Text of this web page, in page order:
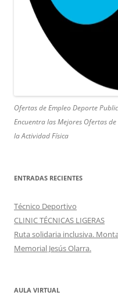
Ofertas de Empleo Deporte
Encuentra las Mejores Ofertas
la Actividad Física
ENTRADAS RECIENTES
Técnico Deportivo
CLINIC TÉCNICAS LIGERAS
Ruta solidaria inclusiva.
Memorial Jesús Olarra.
AULA VIRTUAL